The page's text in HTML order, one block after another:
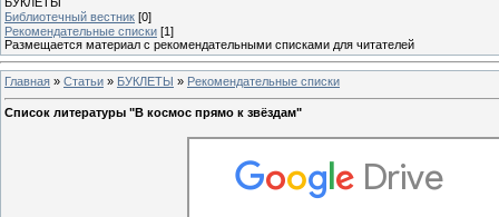
Библиотечный вестник [0]
Рекомендательные списки [1]
Размещается материал с рекомендательными списками для читателей
Главная » Статьи » БУКЛЕТЫ » Рекомендательные списки
Список литературы "В космос прямо к звёздам"